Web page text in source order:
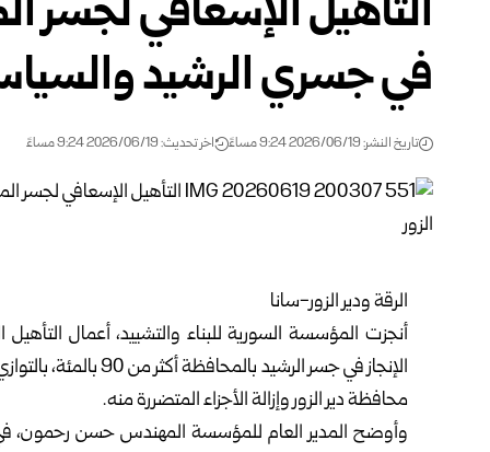
التأهيل الإسعافي لجسر
في جسري الرشيد
تاريخ النشر: 2026/06/19 9:24 مساءً اخر تحديث: 2026/06/19 9:24 مساءً
الرقة ودير الزور-سانا
أنجزت المؤسسة السورية للبناء والتشييد، أعمال
الإنجاز في جسر
محافظة دير الزور وإزالة الأجزاء المتضررة منه.
وأوضح المدير العام للمؤسسة المهندس حسن رحمون، في